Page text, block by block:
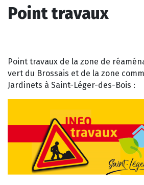
Point travaux
Point travaux de la zone de
vert du Brossais et de la zone
Jardinets à Saint-Léger-des-Bois :